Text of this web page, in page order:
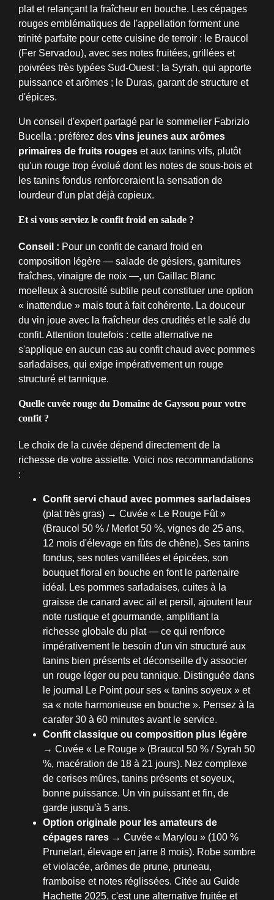
plat et relançant la fraîcheur en bouche. Les cépages
rouges emblématiques de l'appellation forment une
trinité parfaite pour cette cuisine de terroir : le Braucol
(Fer Servadou), avec ses notes fruitées, grillées et
poivrées très typées Sud-Ouest ; la Syrah, qui apporte
puissance et arômes ; le Duras, garant de structure et
d'épices.
Un conseil d'expert partagé par le sommelier Fabrizio
Bucella : préférez des vins jeunes aux arômes
primaires de fruits rougeset aux tanins vifs, plutôt
qu'un rouge trop évolué dont les notes de sous-bois et
les tanins fondus renforceraient la sensation de
lourdeur d'un plat déjà copieux.
Et si vous serviez le confit froid en salade ?
Conseil : Pour un confit de canard froid en
composition légère — salade de gésiers, garnitures
fraîches, vinaigre de noix —, un Gaillac Blanc
moelleux à sucrosité subtile peut constituer une option
« inattendue » mais tout à fait cohérente. La douceur
du vin joue avec la fraîcheur des crudités et le salé du
confit. Attention toutefois : cette alternative ne
s'applique en aucun cas au confit chaud avec pommes
sarladaises, qui exige impérativement un rouge
structuré et tannique.
Quelle cuvée rouge du Domaine de Gayssou pour votre
confit ?
Le choix de la cuvée dépend directement de la
richesse de votre assiette. Voici nos recommandations
:
Confit servi chaud avec pommes sarladaises
(plat très gras) → Cuvée « Le Rouge Fût »
(Braucol 50 % / Merlot 50 %, vignes de 25 ans,
12 mois d'élevage en fûts de chêne). Ses tanins
fondus, ses notes vanillées et épicées, son
bouquet floral en bouche en font le partenaire
idéal. Les pommes sarladaises, cuites à la
graisse de canard avec ail et persil, ajoutent leur
note rustique et gourmande, amplifiant la
richesse globale du plat — ce qui renforce
impérativement le besoin d'un vin structuré aux
tanins bien présents et déconseille d'y associer
un rouge léger ou peu tannique. Distinguée dans
le journal Le Point pour ses « tanins soyeux » et
sa « note harmonieuse en bouche ». Pensez à la
carafer 30 à 60 minutes avant le service.
Confit classique ou composition plus légère
→ Cuvée « Le Rouge » (Braucol 50 % / Syrah 50
%, macération de 18 à 21 jours). Nez complexe
de cerises mûres, tanins présents et soyeux,
bonne puissance. Un vin puissant et fin, de
garde jusqu'à 5 ans.
Option originale pour les amateurs de
cépages rares→ Cuvée « Marylou » (100 %
Prunelart, élevage en jarre 8 mois). Robe sombre
et violacée, arômes de prune, pruneau,
framboise et notes réglissées. Citée au Guide
Hachette 2025, c'est une alternative fruitée et